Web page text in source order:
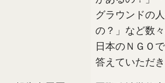
グラウンドの
の？」など数
日本のＮＧＯ
答えていただき